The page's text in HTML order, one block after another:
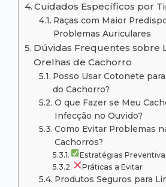
Cuidados Específicos por
Raças com Maior
Problemas Auriculares
Dúvidas Frequentes sobre
Orelhas de Cachorro
Posso Usar Cotonete
do Cachorro?
O que Fazer se Meu
Infecção no Ouvido?
Como Evitar Problemas
Cachorros?
Estratégias
Práticas a Evitar
Produtos Seguros para